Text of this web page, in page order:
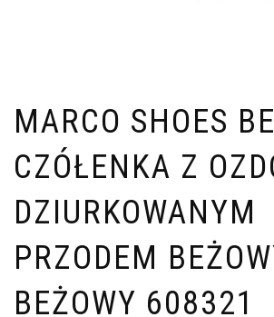
MARCO SHOES
CZÓŁENKA Z
DZIURKOWANYM
PRZODEM
BEŻOWY 608321